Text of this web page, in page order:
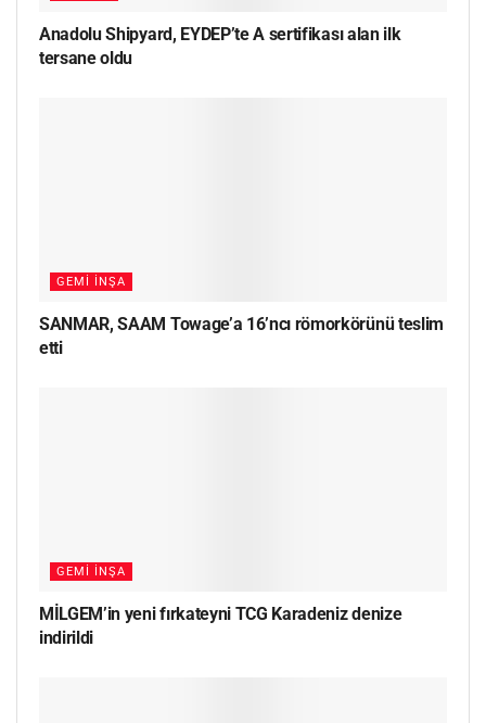
Anadolu Shipyard, EYDEP’te A sertifikası alan ilk
tersane oldu
GEMI İNŞA
SANMAR, SAAM Towage’a 16’ncı römorkörünü teslim
etti
GEMI İNŞA
MİLGEM’in yeni fırkateyni TCG Karadeniz denize
indirildi